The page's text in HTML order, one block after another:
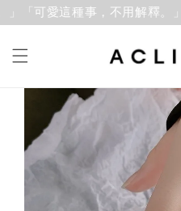
「可愛這種事，不用解釋。」